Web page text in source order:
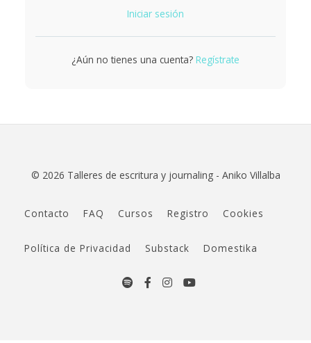
Iniciar sesión
¿Aún no tienes una cuenta? Regístrate
© 2026 Talleres de escritura y journaling - Aniko Villalba
Contacto FAQ Cursos Registro Cookies
Política de Privacidad Substack Domestika